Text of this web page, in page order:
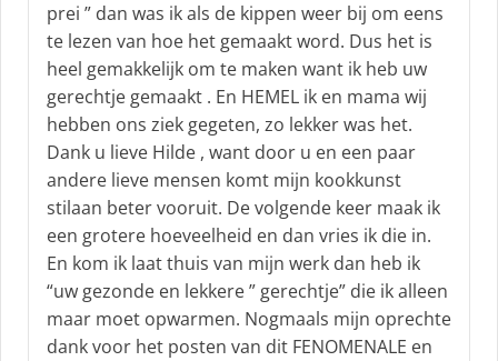
prei ” dan was ik als de kippen weer bij om eens
te lezen van hoe het gemaakt word. Dus het is
heel gemakkelijk om te maken want ik heb uw
gerechtje gemaakt . En HEMEL ik en mama wij
hebben ons ziek gegeten, zo lekker was het.
Dank u lieve Hilde , want door u en een paar
andere lieve mensen komt mijn kookkunst
stilaan beter vooruit. De volgende keer maak ik
een grotere hoeveelheid en dan vries ik die in.
En kom ik laat thuis van mijn werk dan heb ik
“uw gezonde en lekkere ” gerechtje” die ik alleen
maar moet opwarmen. Nogmaals mijn oprechte
dank voor het posten van dit FENOMENALE en